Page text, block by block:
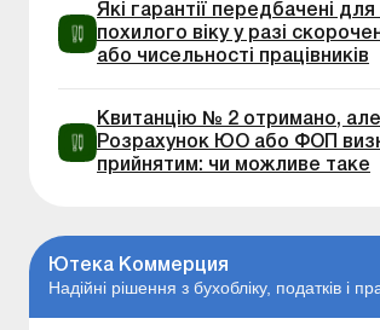
Які гарантії передбачені
похилого віку у разі
або чисельності працівників
Квитанцію № 2 отримано, але
Розрахунок ЮО або ФОП
прийнятим: чи можливе таке
Ютека Коммерция
Надійні рішення з бухобліку, податків і